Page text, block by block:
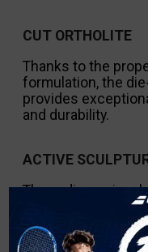
CUT ORTHOLITE
Thanks to the
formulation, the
provides
and durability.
ACTIVE
Three-dimensional
sculpture to favor
sudden stops.